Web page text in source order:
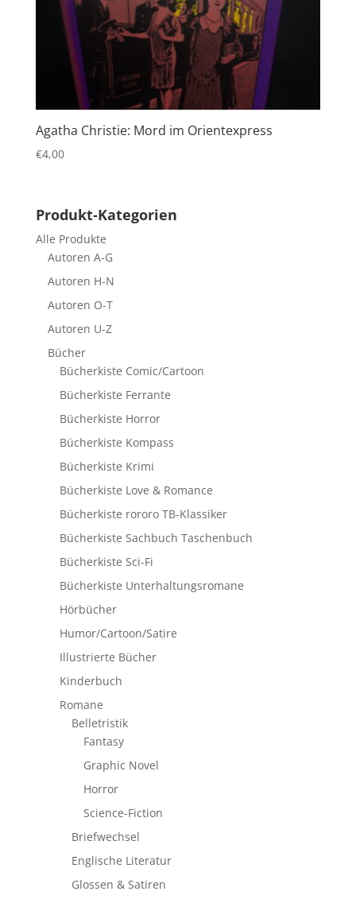
Agatha Christie: Mord im Orientexpress
€4,00
Produkt-Kategorien
Alle Produkte
Autoren A-G
Autoren H-N
Autoren O-T
Autoren U-Z
Bücher
Bücherkiste Comic/Cartoon
Bücherkiste Ferrante
Bücherkiste Horror
Bücherkiste Kompass
Bücherkiste Krimi
Bücherkiste Love & Romance
Bücherkiste rororo TB-Klassiker
Bücherkiste Sachbuch Taschenbuch
Bücherkiste Sci-Fi
Bücherkiste Unterhaltungsromane
Hörbücher
Humor/Cartoon/Satire
Illustrierte Bücher
Kinderbuch
Romane
Belletristik
Fantasy
Graphic Novel
Horror
Science-Fiction
Briefwechsel
Englische Literatur
Glossen & Satiren